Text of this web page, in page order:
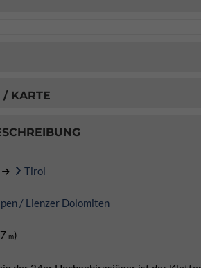
/ KARTE
Tirol
/ Lienzer Dolomiten
m)